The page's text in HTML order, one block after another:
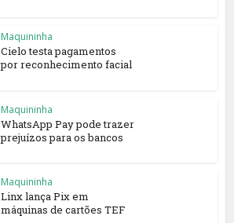
Maquininha
Cielo testa pagamentos
por reconhecimento facial
Maquininha
WhatsApp Pay pode trazer
prejuízos para os bancos
Maquininha
Linx lança Pix em
máquinas de cartões TEF